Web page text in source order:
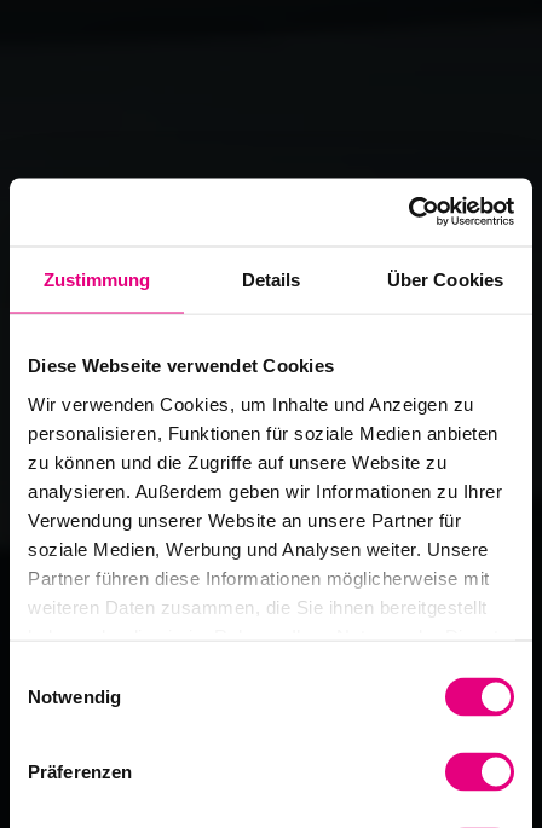
Zustimmung Details Über Cookies
Diese Webseite verwendet Cookies
Wir verwenden Cookies, um Inhalte und Anzeigen zu
personalisieren, Funktionen für soziale Medien anbieten
zu können und die Zugriffe auf unsere Website zu
analysieren. Außerdem geben wir Informationen zu Ihrer
Verwendung unserer Website an unsere Partner für
soziale Medien, Werbung und Analysen weiter. Unsere
Partner führen diese Informationen möglicherweise mit
weiteren Daten zusammen, die Sie ihnen bereitgestellt
Notwendig
Präferenzen